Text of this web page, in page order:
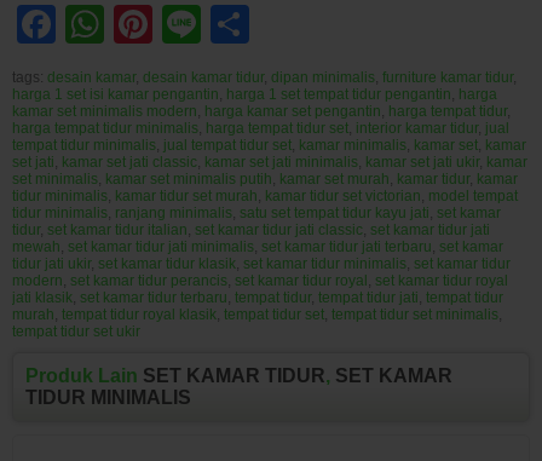
Facebook
WhatsApp
Pinterest
Line
tags: desain kamar, desain kamar tidur, dipan minimalis furniture kamar tidur,
harga 1 set isi kamar pengantin harga 1 set tempat tidur pengantin harga
kamar set minimalis modern harga kamar set pengantin harga tempat tidur,
harga tempat tidur minimalis harga tempat tidur set interior kamar tidur, jual
tempat tidur minimalis jual tempat tidur set kamar minimalis kamar set kamar
set jati kamar set jati classic kamar set jati minimalis kamar set jati ukir, kamar
set minimalis kamar set minimalis putih kamar set murah kamar tidur, kamar
tidur minimalis kamar tidur set murah kamar tidur set victorian model tempat
tidur minimalis ranjang minimalis satu set tempat tidur kayu jati set kamar
tidur, set kamar tidur italian set kamar tidur jati classic set kamar tidur jati
mewah set kamar tidur jati minimalis set kamar tidur jati terbaru set kamar
tidur jati ukir, set kamar tidur klasik set kamar tidur minimalis set kamar tidur
modern set kamar tidur perancis set kamar tidur royal set kamar tidur royal
jati klasik set kamar tidur terbaru tempat tidur, tempat tidur jati tempat tidur
murah tempat tidur royal klasik tempat tidur set tempat tidur set minimalis
tempat tidur set ukir
Produk Lain SET KAMAR TIDUR, SET KAMAR
TIDUR MINIMALIS